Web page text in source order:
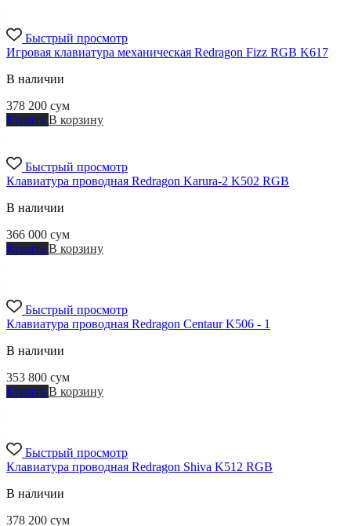
Быстрый просмотр
Игровая клавиатура механическая Redragon Fizz RGB K617
В наличии
378 200 сум
Купить В корзину
Быстрый просмотр
Клавиатура проводная Redragon Karura-2 K502 RGB
В наличии
366 000 сум
Купить В корзину
Быстрый просмотр
Клавиатура проводная Redragon Centaur K506 - 1
В наличии
353 800 сум
Купить В корзину
Быстрый просмотр
Клавиатура проводная Redragon Shiva K512 RGB
В наличии
378 200 сум